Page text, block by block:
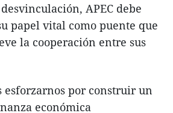
APEC debe
papel vital como puente que
la cooperación entre sus
esforzarnos por construir un
económica